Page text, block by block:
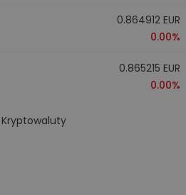
0.864912 EUR
0.00%
0.865215 EUR
0.00%
Kryptowaluty